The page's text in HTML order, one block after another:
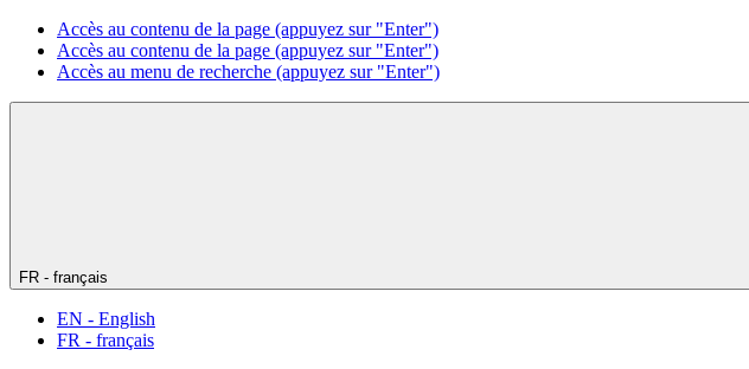
Accès au contenu de la page (appuyez sur "Enter")
Accès au contenu de la page (appuyez sur "Enter")
Accès au menu de recherche (appuyez sur "Enter")
FR - français
EN - English
FR - français